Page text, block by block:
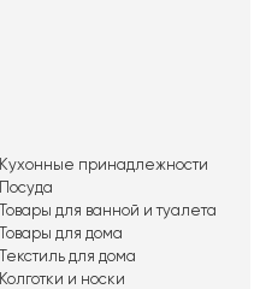
Кухонные принадлежности
Посуда
Товары для ванной и туалета
Товары для дома
Текстиль для дома
Колготки и носки